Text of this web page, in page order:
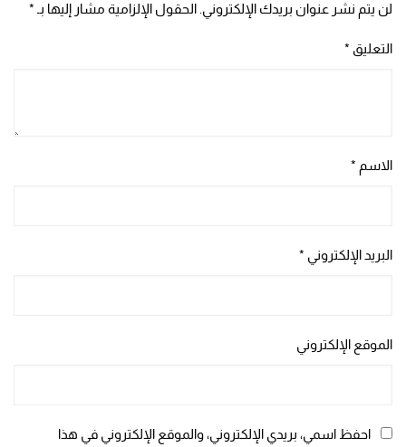
لن يتم نشر عنوان بريدك الإلكتروني. الحقول الإلزامية مشار إليها بـ *
التعليق *
الاسم *
البريد الإلكتروني *
الموقع الإلكتروني
احفظ اسمي، بريدي الإلكتروني، والموقع الإلكتروني في هذا